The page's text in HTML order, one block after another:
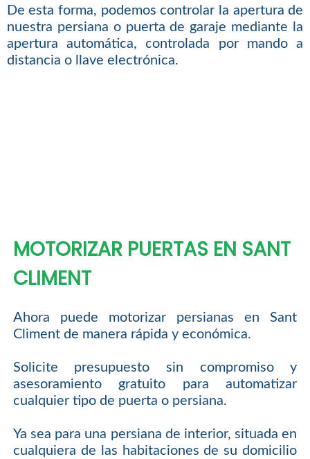
De esta forma, podemos controlar la apertura de
nuestra persiana o puerta de garaje mediante la
apertura automática, controlada por mando a
distancia o llave electrónica.
MOTORIZAR PUERTAS EN SANT
CLIMENT
Ahora puede motorizar persianas en Sant
Climent de manera rápida y económica.
Solicite presupuesto sin compromiso y
asesoramiento gratuito para automatizar
cualquier tipo de puerta o persiana.
Ya sea para una persiana de interior, situada en
cualquiera de las habitaciones de su domicilio